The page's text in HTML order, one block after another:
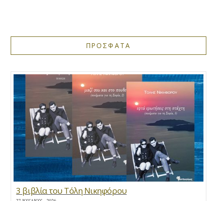
ΠΡΟΣΦΑΤΑ
3 βιβλία του Τόλη Νικηφόρου